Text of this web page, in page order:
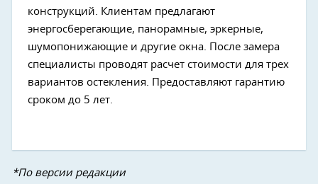
конструкций. Клиентам предлагают
энергосберегающие, панорамные, эркерные,
шумопонижающие и другие окна. После замера
специалисты проводят расчет стоимости для трех
вариантов остекления. Предоставляют гарантию
сроком до 5 лет.
*По версии редакции